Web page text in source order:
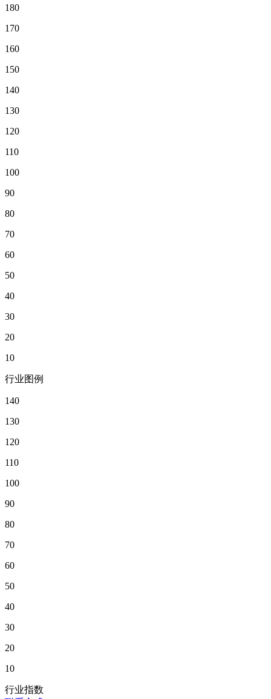
180
170
160
150
140
130
120
110
100
90
80
70
60
50
40
30
20
10
行业图例
140
130
120
110
100
90
80
70
60
50
40
30
20
10
行业指数